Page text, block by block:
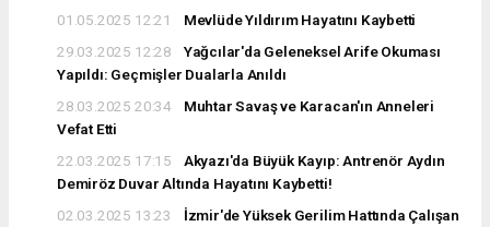
01.05.2025 12:21
Mevlüde Yıldırım Hayatını Kaybetti
29.03.2025 12:28
Yağcılar'da Geleneksel Arife Okuması
Yapıldı: Geçmişler Dualarla Anıldı
28.03.2025 20:34
Muhtar Savaş ve Karacan'ın Anneleri
Vefat Etti
22.03.2025 17:15
Akyazı'da Büyük Kayıp: Antrenör Aydın
Demiröz Duvar Altında Hayatını Kaybetti!
02.03.2025 13:23
İzmir'de Yüksek Gerilim Hattında Çalışan